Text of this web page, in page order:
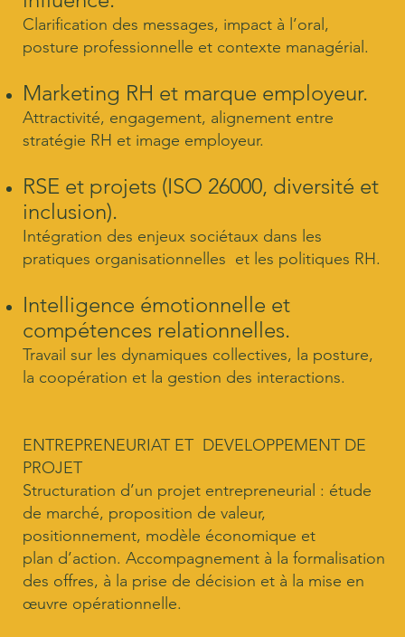
Clarification des messages, impact à l’oral,
posture professionnelle et contexte managérial.
Marketing RH et marque employeur.
Attractivité, engagement, alignement entre
stratégie RH et image employeur.
RSE et projets (ISO 26000, diversité et
inclusion).
Intégration des enjeux sociétaux dans les
pratiques organisationnelles et les politiques RH.
Intelligence émotionnelle et
compétences relationnelles.
Travail sur les dynamiques collectives, la posture,
la coopération et la gestion des interactions.
​ENTREPRENEURIAT ET DEVELOPPEMENT DE
PROJET
Structuration d’un projet entrepreneurial : étude
de marché, proposition de valeur,
positionnement, modèle économique et
plan d’action. Accompagnement à la formalisation
des offres, à la prise de décision et à la mise en
œuvre opérationnelle.